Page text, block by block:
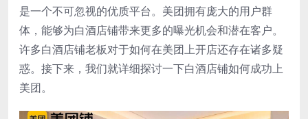
是一个不可忽视的优质平台。美团拥有庞大的用户群
体，能够为白酒店铺带来更多的曝光机会和潜在客户。
许多白酒店铺老板对于如何在美团上开店还存在诸多疑
惑。接下来，我们就详细探讨一下白酒店铺如何成功上
美团。